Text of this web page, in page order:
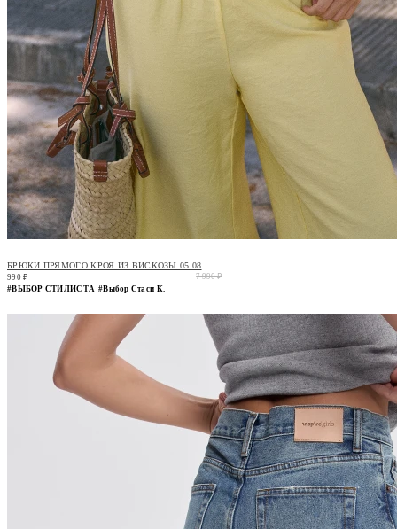
БРЮКИ ПРЯМОГО КРОЯ ИЗ ВИСКОЗЫ 05.08
990 ₽
7 990 ₽
#ВЫБОР СТИЛИСТА #Выбор Стаси К.